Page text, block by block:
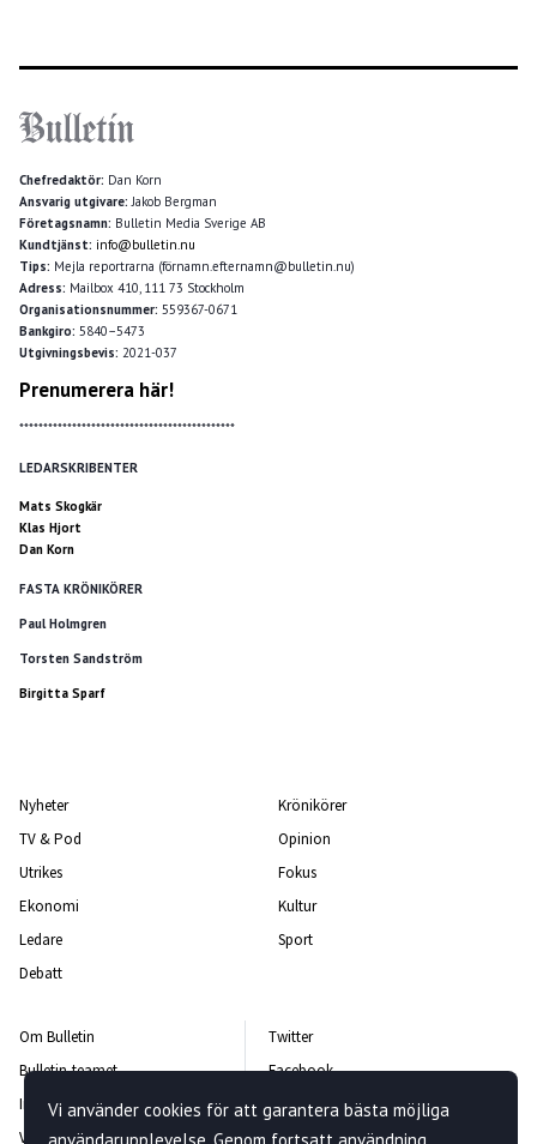
Chefredaktör: Dan Korn
Ansvarig utgivare: Jakob Bergman
Företagsnamn: Bulletin Media Sverige AB
Kundtjänst: info@bulletin.nu
Tips: Mejla reportrarna (förnamn.efternamn@bulletin.nu)
Adress: Mailbox 410, 111 73 Stockholm
Organisationsnummer: 559367-0671
Bankgiro: 5840–5473
Utgivningsbevis: 2021-037
Prenumerera här!
*********************************************
LEDARSKRIBENTER
Mats Skogkär
Klas Hjort
Dan Korn
FASTA KRÖNIKÖRER
Paul Holmgren
Torsten Sandström
Birgitta Sparf
Nyheter
TV & Pod
Utrikes
Ekonomi
Ledare
Debatt
Krönikörer
Opinion
Fokus
Kultur
Sport
Om Bulletin
Bulletin-teamet
Integritetspolicy
Vanliga frågor och svar
Twitter
Facebook
Instagram
Kontakta oss
Vi använder cookies för att garantera bästa möjliga